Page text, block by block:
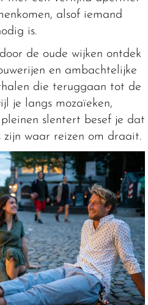
alsof iemand
is.
de oude wijken ontdek
en ambachtelijke
die teruggaan tot de
je langs mozaïeken,
slentert besef je dat
waar reizen om draait.